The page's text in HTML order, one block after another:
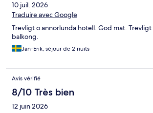
10 juil. 2026
Traduire avec Google
Trevligt o annorlunda hotell. God mat.
balkong.
Jan-Erik, séjour de 2 nuits
Avis vérifié
8/10 Très bien
12 juin 2026